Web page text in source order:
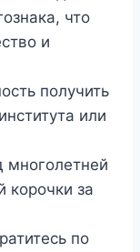
что
и
получить
или
многолетней
корочки за
по